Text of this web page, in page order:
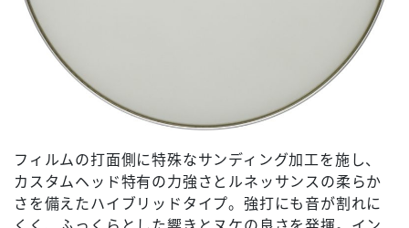
フィルムの打面側に特殊なサンディング加工を施し、
カスタムヘッド特有の力強さとルネッサンスの柔らか
さを備えたハイブリッドタイプ。強打にも音が割れに